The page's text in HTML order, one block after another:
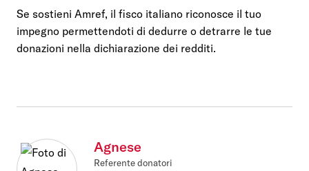
Se sostieni Amref, il fisco italiano riconosce il tuo
impegno permettendoti di dedurre o detrarre le tue
donazioni nella dichiarazione dei redditi.
Agnese
Referente donatori